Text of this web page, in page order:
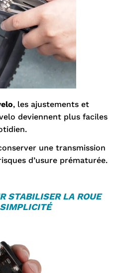
, les ajustements et
deviennent plus faciles
une transmission
d’usure prématurée.
STABILISER LA ROUE